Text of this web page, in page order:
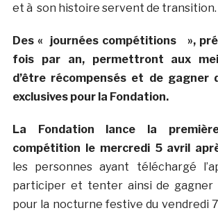
et à son histoire servent de transition.
Des « journées compétitions »,
fois par an, permettront aux
d’être récompensés et de gagner
exclusives pour la Fondation.
La Fondation lance la
compétition le mercredi 5 avril
les personnes ayant téléchargé
participer et tenter ainsi de gagner
pour la nocturne festive du vendredi